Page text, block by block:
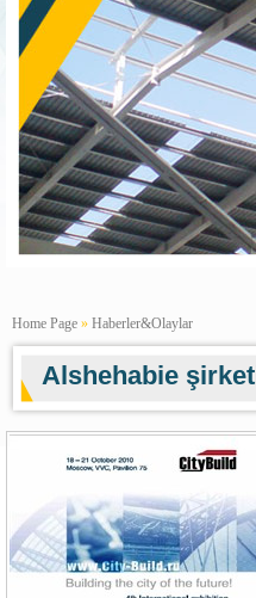
Home Page » Haberler&Olaylar
Alshehabie